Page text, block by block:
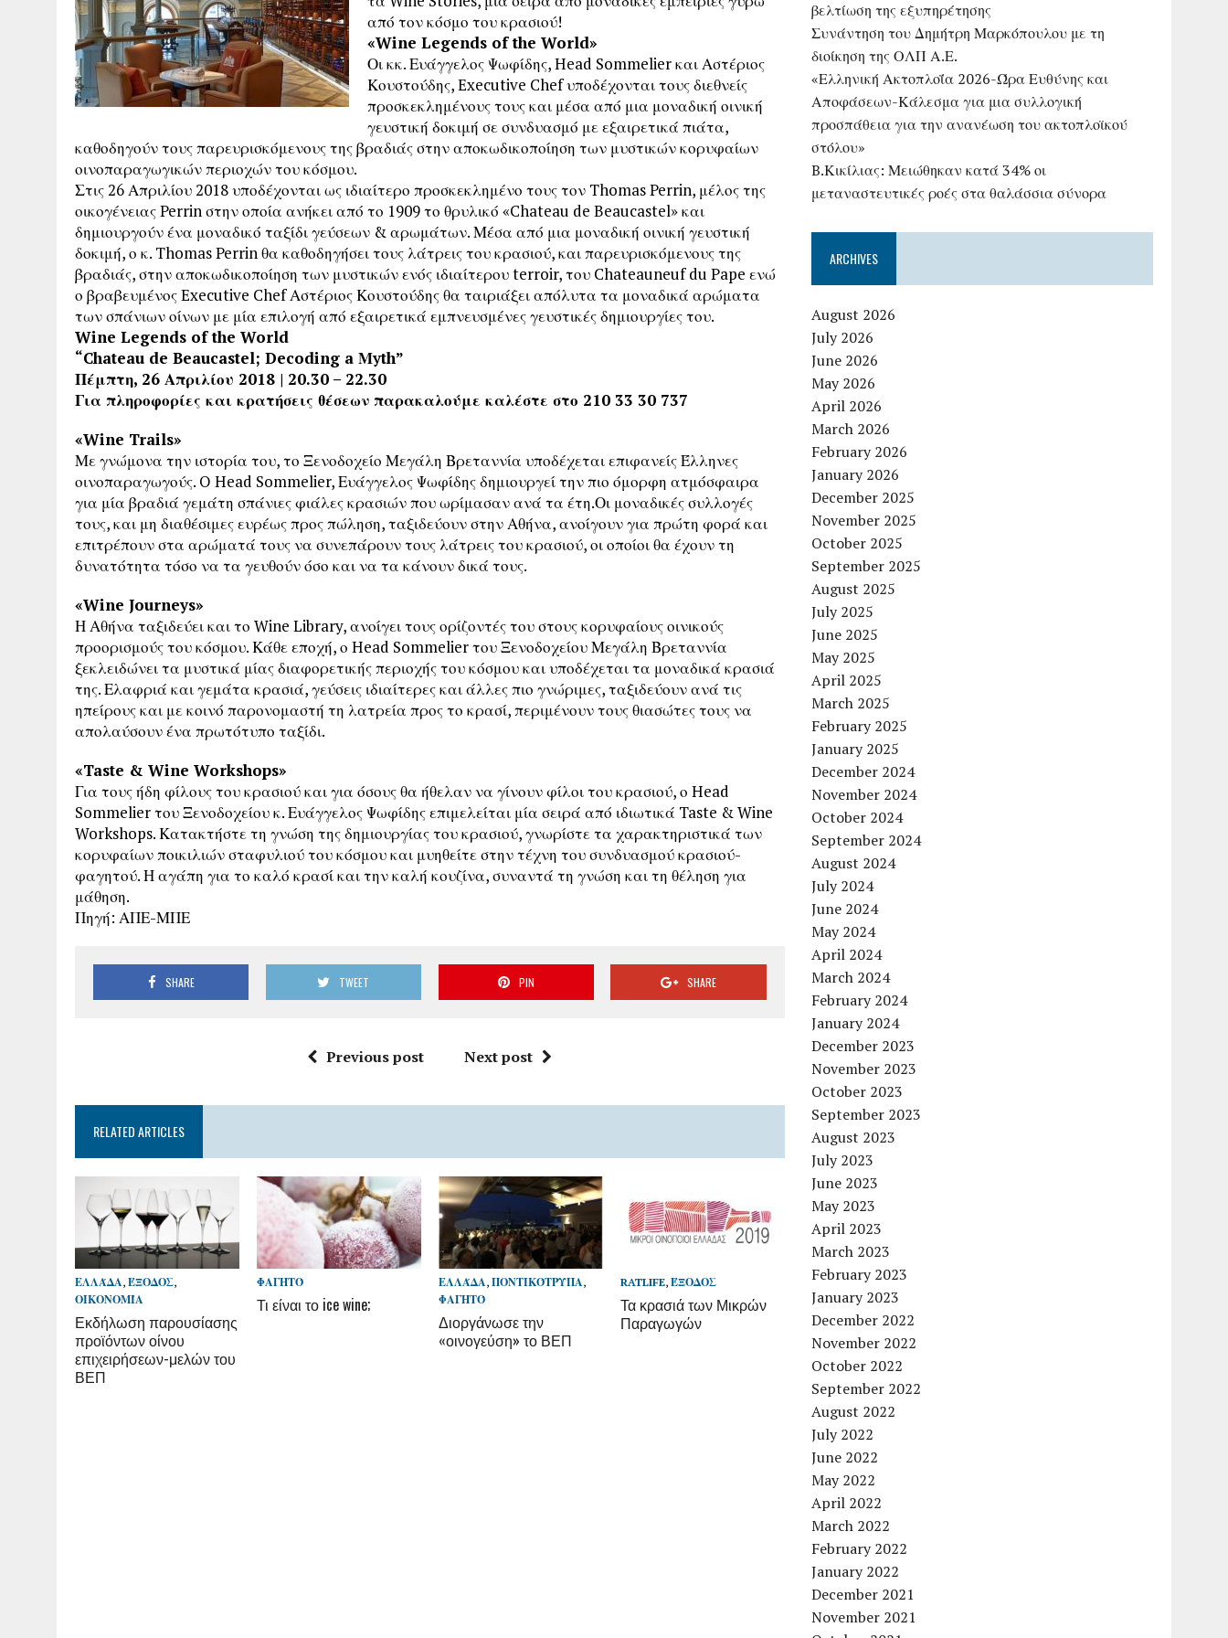
από τον κόσμο του κρασιού!
«Wine Legends of the World»
Οι κκ. Ευάγγελος Ψωφίδης, Head Sommelier και Αστέριος
Κουστούδης, Executive Chef υποδέχονται τους διεθνείς
προσκεκλημένους τους και μέσα από μια μοναδική οινική
γευστική δοκιμή σε συνδυασμό με εξαιρετικά πιάτα,
καθοδηγούν τους παρευρισκόμενους της βραδιάς στην αποκωδικοποίηση των μυστικών κορυφαίων
οινοπαραγωγικών περιοχών του κόσμου.
Στις 26 Απριλίου 2018 υποδέχονται ως ιδιαίτερο προσκεκλημένο τους τον Thomas Perrin, μέλος της
οικογένειας Perrin στην οποία ανήκει από το 1909 το θρυλικό «Chateau de Beaucastel» και
δημιουργούν ένα μοναδικό ταξίδι γεύσεων & αρωμάτων. Μέσα από μια μοναδική οινική γευστική
δοκιμή, ο κ. Thomas Perrin θα καθοδηγήσει τους λάτρεις του κρασιού, και παρευρισκόμενους της
βραδιάς, στην αποκωδικοποίηση των μυστικών ενός ιδιαίτερου terroir, του Chateauneuf du Pape ενώ
ο βραβευμένος Executive Chef Αστέριος Κουστούδης θα ταιριάξει απόλυτα τα μοναδικά αρώματα
των σπάνιων οίνων με μία επιλογή από εξαιρετικά εμπνευσμένες γευστικές δημιουργίες του.
Wine Legends of the World
“Chateau de Beaucastel; Decoding a Μyth”
Πέμπτη, 26 Απριλίου 2018 | 20.30 – 22.30
Για πληροφορίες και κρατήσεις θέσεων παρακαλούμε καλέστε στο 210 33 30 737
«Wine Trails»
Με γνώμονα την ιστορία του, το Ξενοδοχείο Μεγάλη Βρεταννία υποδέχεται επιφανείς Έλληνες
οινοπαραγωγούς. O Head Sommelier, Ευάγγελος Ψωφίδης δημιουργεί την πιο όμορφη ατμόσφαιρα
για μία βραδιά γεμάτη σπάνιες φιάλες κρασιών που ωρίμασαν ανά τα έτη.Οι μοναδικές συλλογές
τους, και μη διαθέσιμες ευρέως προς πώληση, ταξιδεύουν στην Αθήνα, ανοίγουν για πρώτη φορά και
επιτρέπουν στα αρώματά τους να συνεπάρουν τους λάτρεις του κρασιού, οι οποίοι θα έχουν τη
δυνατότητα τόσο να τα γευθούν όσο και να τα κάνουν δικά τους.
«Wine Journeys»
Η Αθήνα ταξιδεύει και το Wine Library, ανοίγει τους ορίζοντές του στους κορυφαίους οινικούς
προορισμούς του κόσμου. Κάθε εποχή, ο Head Sommelier του Ξενοδοχείου Μεγάλη Βρεταννία
ξεκλειδώνει τα μυστικά μίας διαφορετικής περιοχής του κόσμου και υποδέχεται τα μοναδικά κρασιά
της. Ελαφριά και γεμάτα κρασιά, γεύσεις ιδιαίτερες και άλλες πιο γνώριμες, ταξιδεύουν ανά τις
ηπείρους και με κοινό παρονομαστή τη λατρεία προς το κρασί, περιμένουν τους θιασώτες τους να
απολαύσουν ένα πρωτότυπο ταξίδι.
«Taste & Wine Workshops»
Για τους ήδη φίλους του κρασιού και για όσους θα ήθελαν να γίνουν φίλοι του κρασιού, ο Head
Sommelier του Ξενοδοχείου κ. Ευάγγελος Ψωφίδης επιμελείται μία σειρά από ιδιωτικά Taste & Wine
Workshops. Κατακτήστε τη γνώση της δημιουργίας του κρασιού, γνωρίστε τα χαρακτηριστικά των
κορυφαίων ποικιλιών σταφυλιού του κόσμου και μυηθείτε στην τέχνη του συνδυασμού κρασιού-
φαγητού. Η αγάπη για το καλό κρασί και την καλή κουζίνα, συναντά τη γνώση και τη θέληση για
μάθηση.
Πηγή: ΑΠΕ-ΜΠΕ
SHARE TWEET PIN SHARE
Previous post Next post
RELATED ARTICLES
ΕΛΛΆΔΑ, ΈΞΟΔΟΣ,
ΟΙΚΟΝΟΜΊΑ
Εκδήλωση παρουσίασης
προϊόντων οίνου
επιχειρήσεων-μελών του
ΒΕΠ
ΦΑΓΗΤΌ
Τι είναι το ice wine;
ΕΛΛΆΔΑ,ΠΟΝΤΙΚΌΤΡΥΠΑ,
ΦΑΓΗΤΌ
Διοργάνωσε την
«οινογεύση» το ΒΕΠ
RATLIFE,ΈΞΟΔΟΣ
Τα κρασιά των Μικρών
Παραγωγών
βελτίωση της εξυπηρέτησης
Συνάντηση του Δημήτρη Μαρκόπουλου με τη
διοίκηση της ΟΛΠ Α.Ε.
«Ελληνική Ακτοπλοΐα 2026-Ώρα Ευθύνης και
Αποφάσεων-Κάλεσμα για μια συλλογική
προσπάθεια για την ανανέωση του ακτοπλοϊκού
στόλου»
B.Κικίλιας: Μειώθηκαν κατά 34% οι
μεταναστευτικές ροές στα θαλάσσια σύνορα
ARCHIVES
August 2026
July 2026
June 2026
May 2026
April 2026
March 2026
February 2026
January 2026
December 2025
November 2025
October 2025
September 2025
August 2025
July 2025
June 2025
May 2025
April 2025
March 2025
February 2025
January 2025
December 2024
November 2024
October 2024
September 2024
August 2024
July 2024
June 2024
May 2024
April 2024
March 2024
February 2024
January 2024
December 2023
November 2023
October 2023
September 2023
August 2023
July 2023
June 2023
May 2023
April 2023
March 2023
February 2023
January 2023
December 2022
November 2022
October 2022
September 2022
August 2022
July 2022
June 2022
May 2022
April 2022
March 2022
February 2022
January 2022
December 2021
November 2021